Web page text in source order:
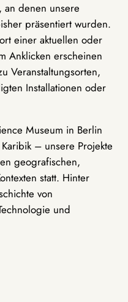
an denen unsere
präsentiert wurden.
einer aktuellen oder
Anklicken erscheinen
Veranstaltungsorten,
Installationen oder
Museum in Berlin
– unsere Projekte
geografischen,
statt. Hinter
von
und